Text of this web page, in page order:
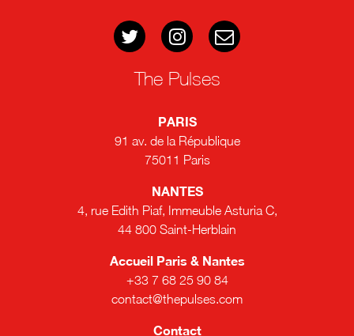
The Pulses
PARIS
91 av. de la République
75011 Paris
NANTES
4, rue Edith Piaf, Immeuble Asturia C,
44 800 Saint-Herblain
Accueil Paris & Nantes
+33 7 68 25 90 84
contact@thepulses.com
Contact